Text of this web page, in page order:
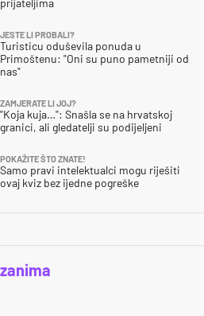
prijateljima
JESTE LI PROBALI?
Turisticu oduševila ponuda u
Primoštenu: "Oni su puno pametniji od
nas"
ZAMJERATE LI JOJ?
"Koja kuja…": Snašla se na hrvatskoj
granici, ali gledatelji su podijeljeni
POKAŽITE ŠTO ZNATE!
Samo pravi intelektualci mogu riješiti
ovaj kviz bez ijedne pogreške